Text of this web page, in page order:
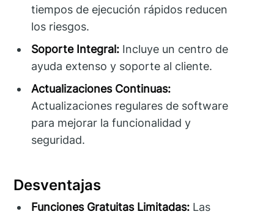
tiempos de ejecución rápidos reducen
los riesgos.
Soporte Integral: Incluye un centro de
ayuda extenso y soporte al cliente.
Actualizaciones Continuas:
Actualizaciones regulares de software
para mejorar la funcionalidad y
seguridad.
Desventajas
Funciones Gratuitas Limitadas: Las